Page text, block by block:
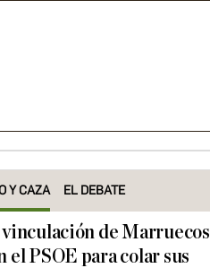
Y CAZA EL DEBATE
de Marruecos
el PSOE para colar sus